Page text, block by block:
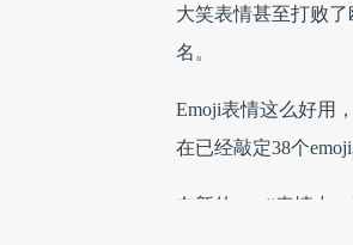
大笑表情甚至打败
名。
Emoji表情这么好用
在已经敲定38个
在新的emoji表情中